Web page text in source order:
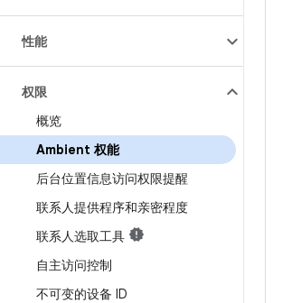
性能
权限
概览
Ambient 权能
后台位置信息访问权限提醒
联系人提供程序和亲密程度
联系人选取工具
自主访问控制
不可变的设备 ID